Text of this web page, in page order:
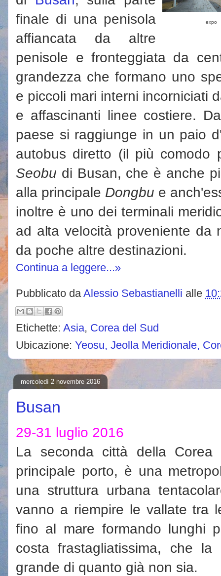
expo
finale di una penisola
affiancata da altre
penisole e fronteggiata da
grandezza che formano uno
e piccoli mari interni incorniciati
e affascinanti linee costiere.
paese si raggiunge in un paio
autobus diretto (il più comodo
Seobu di Busan, che è anche
alla principale Dongbu e
inoltre è uno dei terminali
ad alta velocità proveniente da
da poche altre destinazioni.
Continua a leggere...»
Pubblicato daAlessio Sebastianelli alle
Etichette: Asia, Corea del Sud
Ubicazione: Yeosu, Jeolla Meridionale,
mercoledì 2 novembre 2016
Busan
29-31 luglio 2016
La seconda città della
principale porto, è una
una struttura urbana
vanno a riempire le vallate tra
fino al mare formando lunghi
costa frastagliatissima, che
grande di quanto già non sia.